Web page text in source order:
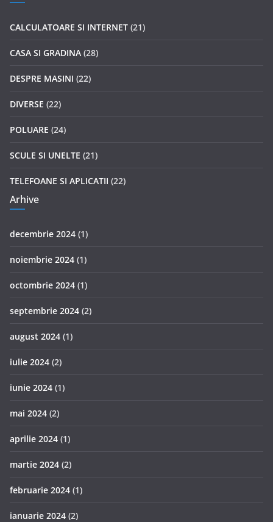
CALCULATOARE SI INTERNET (21)
CASA SI GRADINA (28)
DESPRE MASINI (22)
DIVERSE (22)
POLUARE (24)
SCULE SI UNELTE (21)
TELEFOANE SI APLICATII (22)
Arhive
decembrie 2024 (1)
noiembrie 2024 (1)
octombrie 2024 (1)
septembrie 2024 (2)
august 2024 (1)
iulie 2024 (2)
iunie 2024 (1)
mai 2024 (2)
aprilie 2024 (1)
martie 2024 (2)
februarie 2024 (1)
ianuarie 2024 (2)